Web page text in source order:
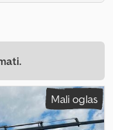
Mali oglas